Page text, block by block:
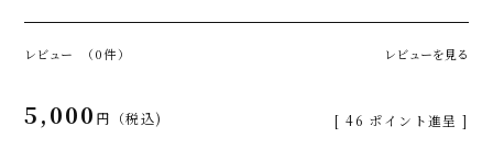
レビュー （0件） レビューを見る
5,000 税込 [ 46 ポイント進呈 ]